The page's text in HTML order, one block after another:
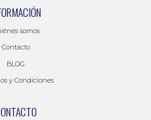
somos
Contacto
BLOG
y Condiciones